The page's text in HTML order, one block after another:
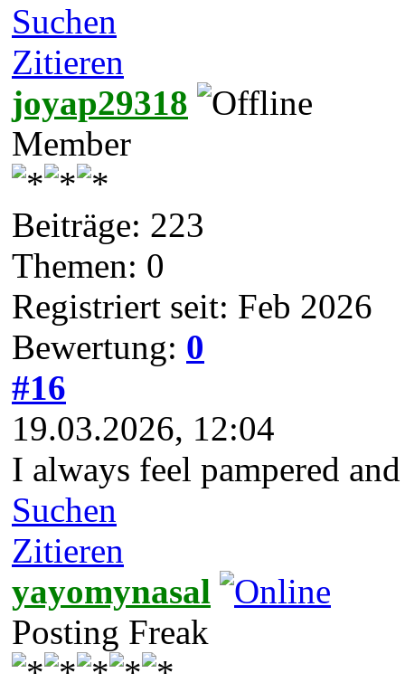
Suchen
Zitieren
joyap29318
Member
Beiträge: 223
Themen: 0
Registriert seit: Feb 2026
Bewertung: 0
#16
19.03.2026, 12:04
I always feel pampered
Suchen
Zitieren
yayomynasal
Posting Freak